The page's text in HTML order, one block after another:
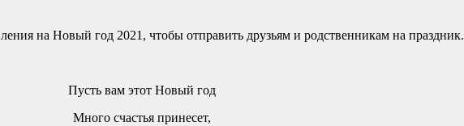
на Новый год 2021, чтобы отправить друзьям и родственникам на праздник.
Пусть вам этот Новый год
Много счастья принесет,